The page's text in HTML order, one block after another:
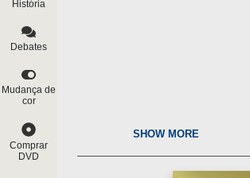
SHOW MORE
História
Debates
Mudança de
cor
Comprar
DVD